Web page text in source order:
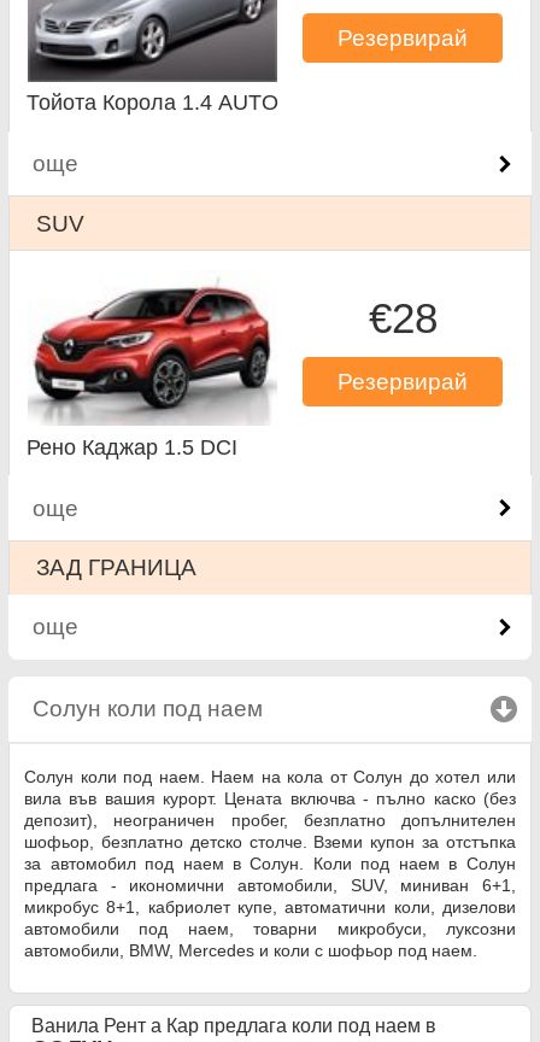
Резервирай
Тойота Корола 1.4 AUTO
още
SUV
€28
Резервирай
Рено Каджар 1.5 DCI
още
ЗАД ГРАНИЦА
още
Солун коли под наем click to collapse contents
Солун коли под наем. Наем на кола от Солун до хотел или
вила във вашия курорт. Цената включва - пълно каско (без
депозит), неограничен пробег, безплатно допълнителен
шофьор, безплатно детско столче. Вземи купон за отстъпка
за автомобил под наем в Солун. Коли под наем в Солун
предлага - икономични автомобили, SUV, миниван 6+1,
микробус 8+1, кабриолет купе, автоматични коли, дизелови
автомобили под наем, товарни микробуси, луксозни
автомобили, BMW, Mercedes и коли с шофьор под наем.
Ванила Рент а Кар предлага коли под наем в